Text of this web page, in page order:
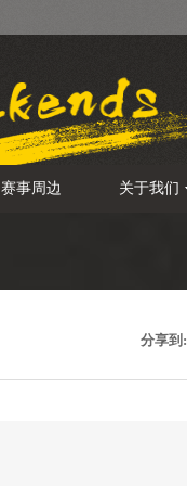
赛事周边 关于我们
分享到: